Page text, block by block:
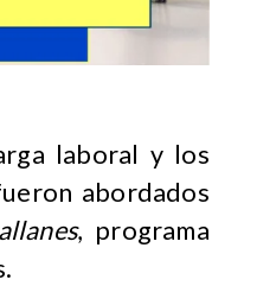
laboral y los
abordados
, programa